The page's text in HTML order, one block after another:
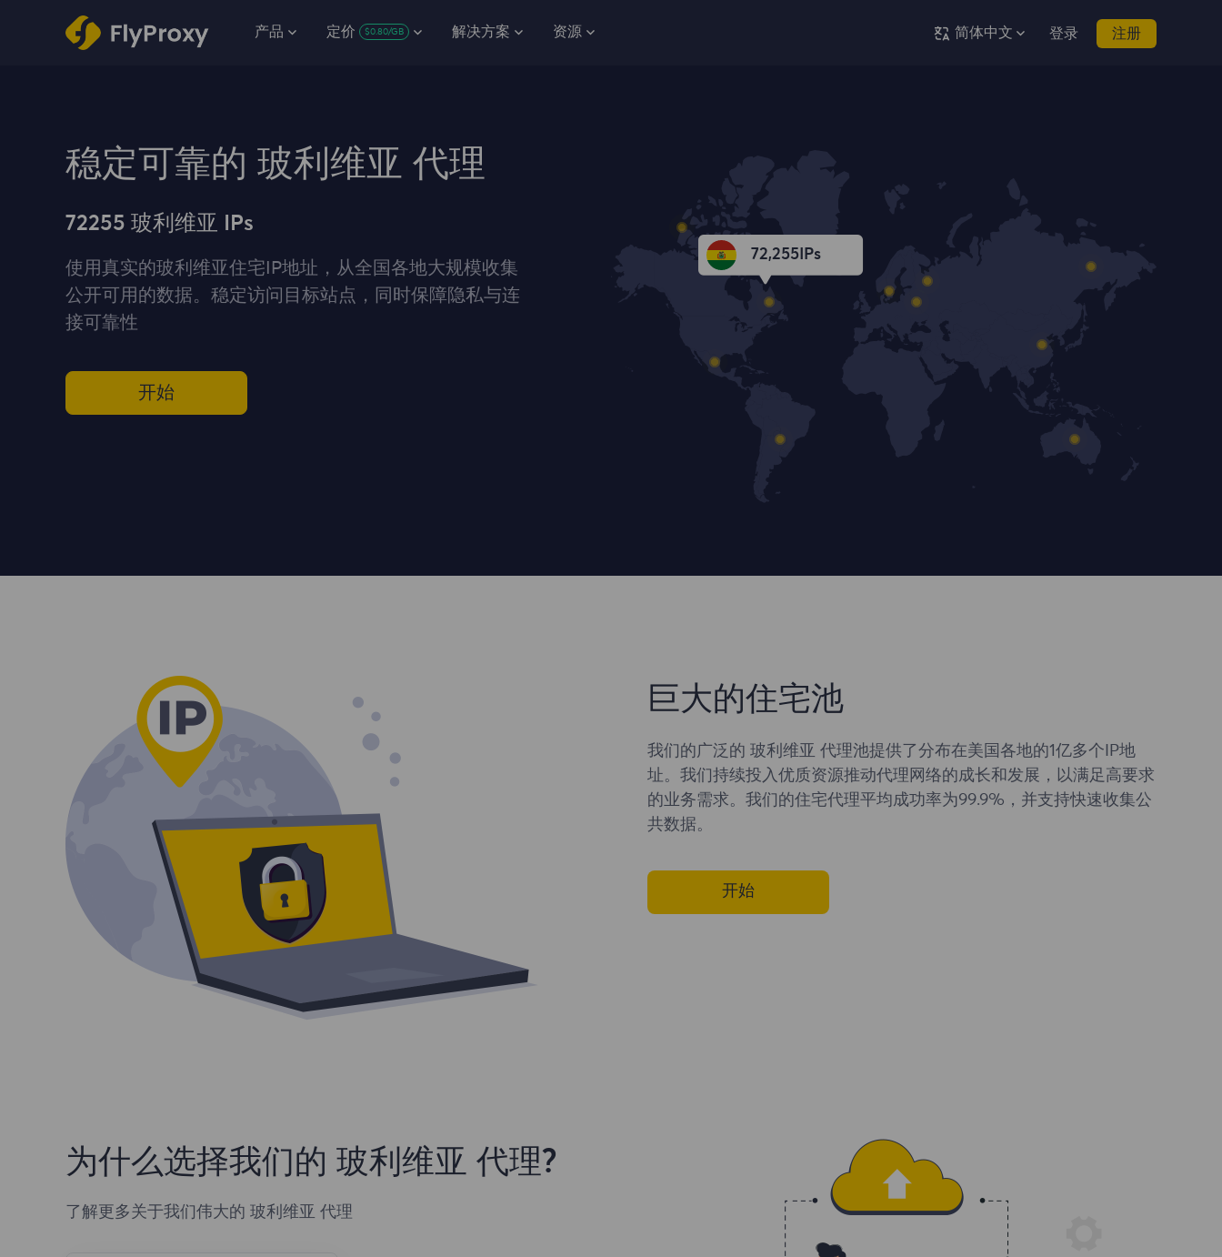
产品 定价 $0.80/GB 解决方案 资源 简体中文 登录 注册
稳定可靠的 玻利维亚 代理
72255 玻利维亚 IPs
使用真实的玻利维亚住宅IP地址，从全国各地大规模收集
公开可用的数据。稳定访问目标站点，同时保障隐私与连
接可靠性
开始
72,255 IPs
巨大的住宅池
我们的广泛的 玻利维亚 代理池提供了分布在美国各地的1亿多个IP地
址。我们持续投入优质资源推动代理网络的成长和发展，以满足高要求
的业务需求。我们的住宅代理平均成功率为99.9%，并支持快速收集公
共数据。
开始
为什么选择我们的 玻利维亚 代理?
了解更多关于我们伟大的 玻利维亚 代理